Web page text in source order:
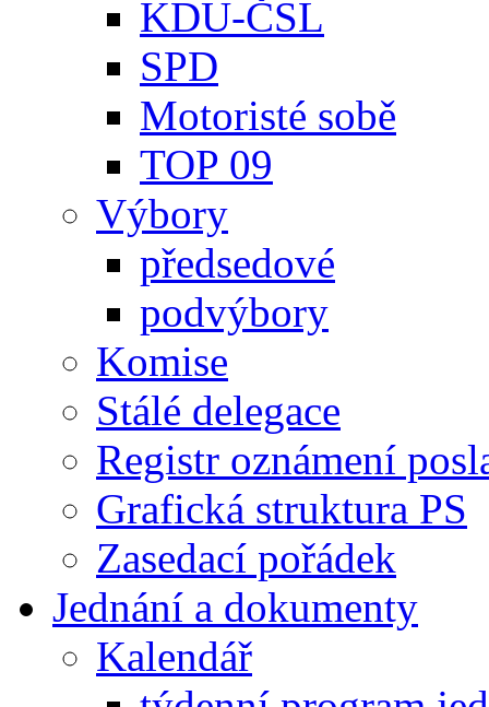
KDU-ČSL
SPD
Motoristé sobě
TOP 09
Výbory
předsedové
podvýbory
Komise
Stálé delegace
Registr oznámení
Grafická struktura PS
Zasedací pořádek
Jednání a dokumenty
Kalendář